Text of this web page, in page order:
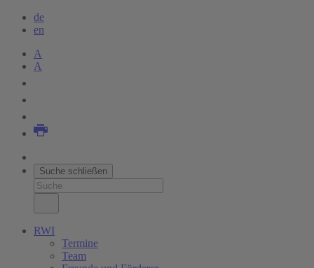
de
en
A
A
Suche schließen
RWI
Termine
Team